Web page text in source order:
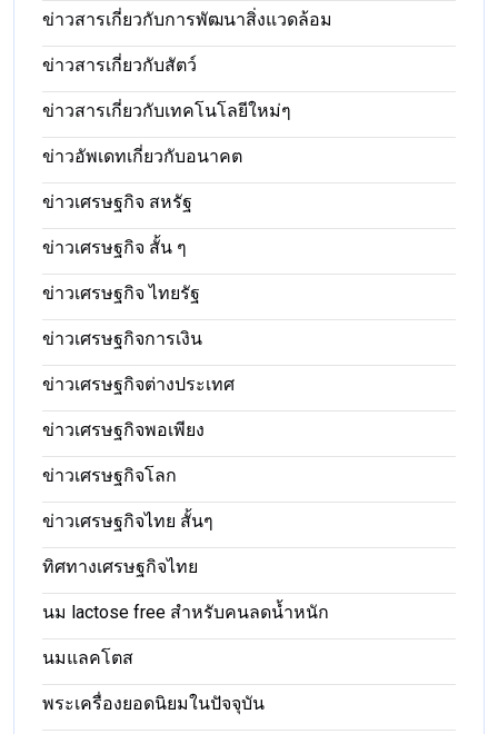
ข่าวสารเกี่ยวกับการพัฒนาสิ่งแวดล้อม
ข่าวสารเกี่ยวกับสัตว์
ข่าวสารเกี่ยวกับเทคโนโลยีใหม่ๆ
ข่าวอัพเดทเกี่ยวกับอนาคต
ข่าวเศรษฐกิจ สหรัฐ
ข่าวเศรษฐกิจ สั้น ๆ
ข่าวเศรษฐกิจ ไทยรัฐ
ข่าวเศรษฐกิจการเงิน
ข่าวเศรษฐกิจต่างประเทศ
ข่าวเศรษฐกิจพอเพียง
ข่าวเศรษฐกิจโลก
ข่าวเศรษฐกิจไทย สั้นๆ
ทิศทางเศรษฐกิจไทย
นม lactose free สำหรับคนลดน้ำหนัก
นมแลคโตส
พระเครื่องยอดนิยมในปัจจุบัน